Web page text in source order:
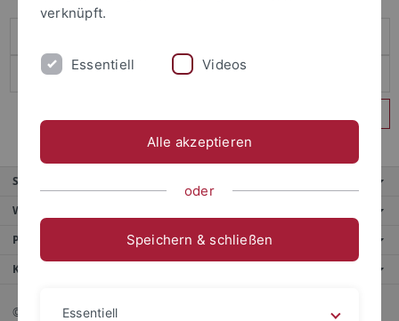
Service
Weitere Angebote
Portale
Kontaktinfo
© 2026 Eberhard Karls Universität Tübingen, Tübingen
verknüpft.
Essentiell Videos
Alle akzeptieren
oder
Speichern & schließen
Essentiell